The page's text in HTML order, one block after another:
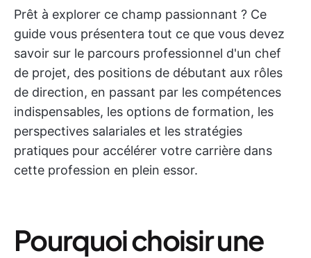
Prêt à explorer ce champ passionnant ? Ce
guide vous présentera tout ce que vous devez
savoir sur le parcours professionnel d'un chef
de projet, des positions de débutant aux rôles
de direction, en passant par les compétences
indispensables, les options de formation, les
perspectives salariales et les stratégies
pratiques pour accélérer votre carrière dans
cette profession en plein essor.
Pourquoi choisir une